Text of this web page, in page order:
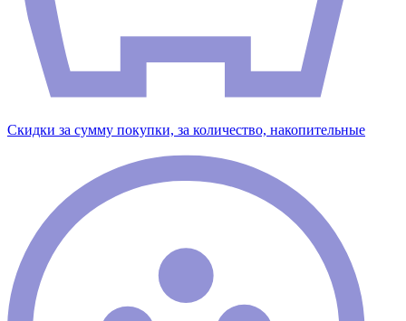
Скидки за сумму покупки, за количество, накопительные